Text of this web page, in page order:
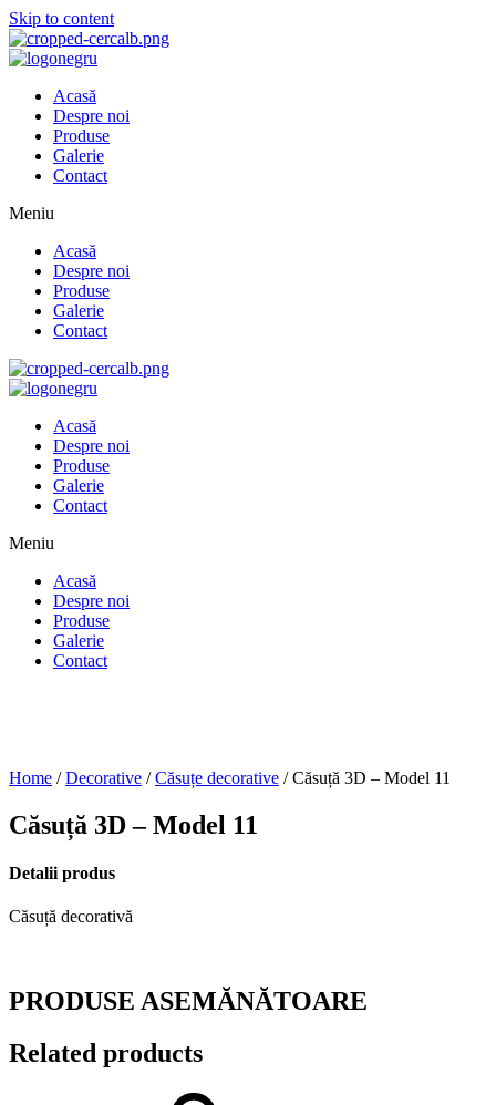
Skip to content
Acasă
Despre noi
Produse
Galerie
Contact
Meniu
Acasă
Despre noi
Produse
Galerie
Contact
Acasă
Despre noi
Produse
Galerie
Contact
Meniu
Acasă
Despre noi
Produse
Galerie
Contact
Home /Decorative /Căsuțe decorative / Căsuță 3D – Model 11
Căsuță 3D – Model 11
Detalii produs
Căsuță decorativă
PRODUSE ASEMĂNĂTOARE
Related products